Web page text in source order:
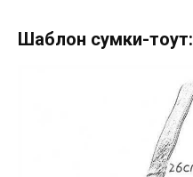
Шаблон сумки-тоут: